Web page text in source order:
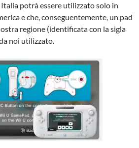
potrà essere utilizzato solo in
e che, conseguentemente, un pad
regione (identificata con la sigla
noi utilizzato.